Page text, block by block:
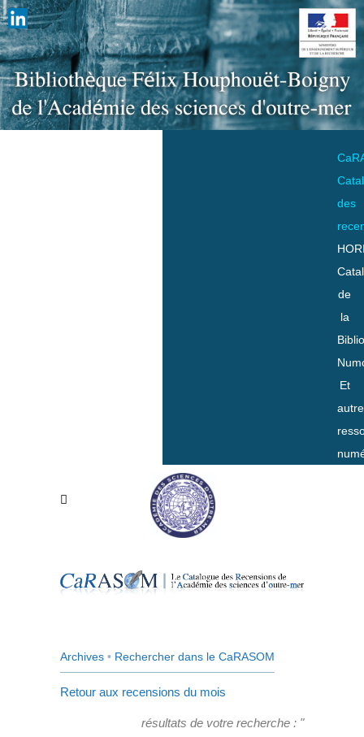
des
de
la
Et
Archives • Rechercher dans le CaRASOM
Retour aux recensions du mois
résultats de votre recherche : "